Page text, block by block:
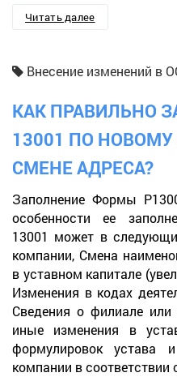
Читать далее
Внесение изменений в
КАК ПРАВИЛЬНО
13001 ПО
СМЕНЕ АДРЕСА?
Заполнение Формы
особенности ее
13001 может в
компании, Смена
в уставном капитале
Изменения в кодах
Сведения о филиале или
иные изменения в
формулировок устава
компании в соответствии